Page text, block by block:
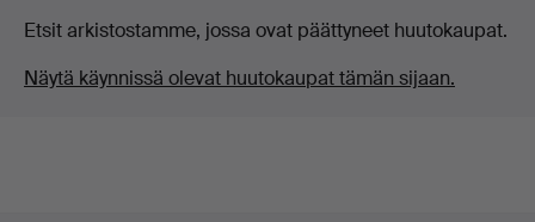
Etsit arkistostamme, jossa ovat päättyneet huutokaupat.
Näytä käynnissä olevat huutokaupat tämän sijaan.